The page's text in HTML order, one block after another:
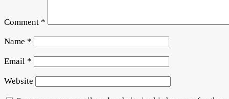
Comment *
Name *
Email *
Website